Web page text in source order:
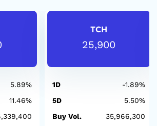
5.89%
11.46%
TCH
25,900
1D
-1.89%
5D
5.50%
Buy Vol.
35,966,300